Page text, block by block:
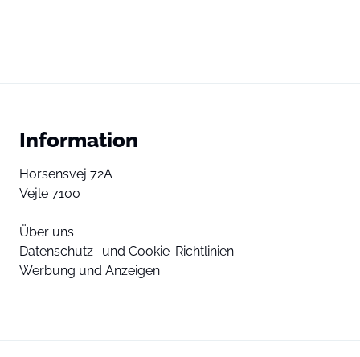
Information
Horsensvej 72A
Vejle 7100
Über uns
Datenschutz- und Cookie-Richtlinien
Werbung und Anzeigen